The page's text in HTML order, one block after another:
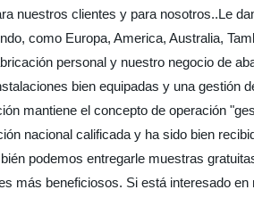
nuestros clientes y para nosotros..Le
como Europa, America, Australia,
personal y nuestro negocio de
bien equipadas y una gestión
mantiene el concepto de operación
nacional calificada y ha sido bien
podemos entregarle muestras
más beneficiosos. Si está interesado